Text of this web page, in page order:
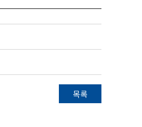
목록